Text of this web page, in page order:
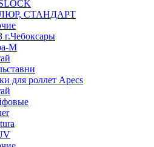
СТАНДАРТ
г.Чебоксары
М
для роллет Apecs